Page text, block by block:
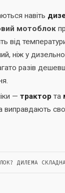
навіть
мотоблок
ніж у
разів
— трактор та
виправдають
ДИЛЕМА